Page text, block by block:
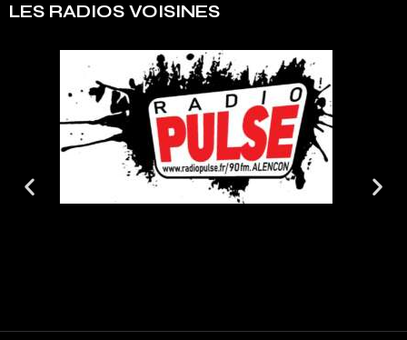
LES RADIOS VOISINES